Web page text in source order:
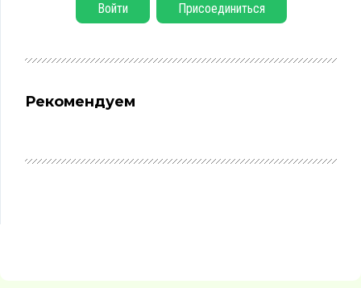
Войти Присоединиться
Рекомендуем